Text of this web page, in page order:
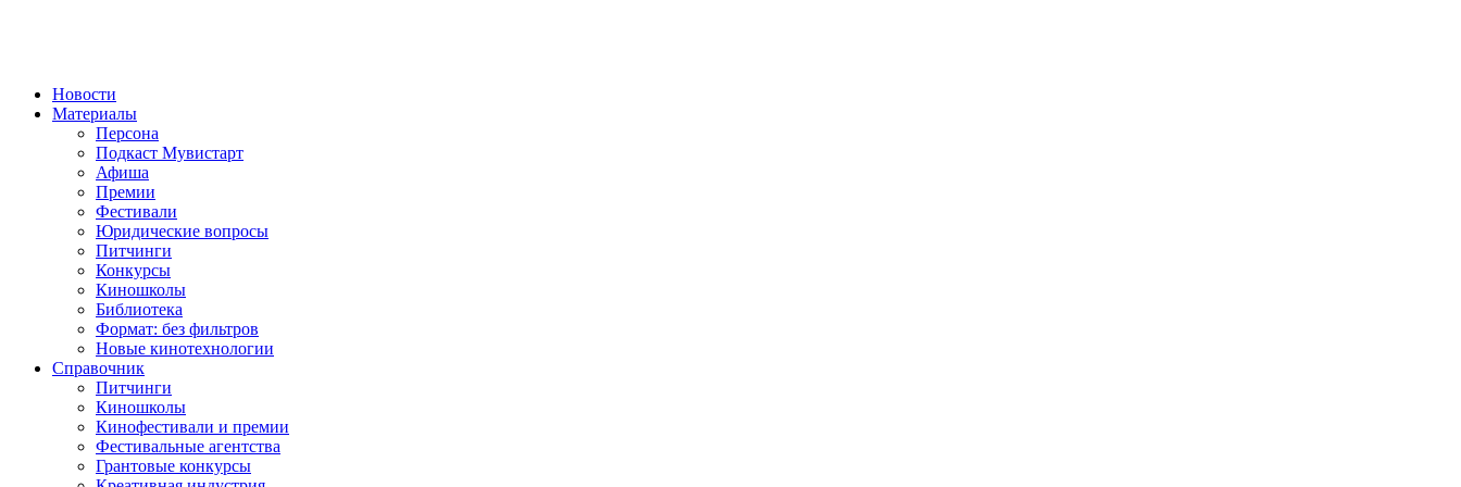
Новости
Материалы
Персона
Подкаст Мувистарт
Афиша
Премии
Фестивали
Юридические вопросы
Питчинги
Конкурсы
Киношколы
Библиотека
Формат: без фильтров
Новые кинотехнологии
Справочник
Питчинги
Киношколы
Кинофестивали и премии
Фестивальные агентства
Грантовые конкурсы